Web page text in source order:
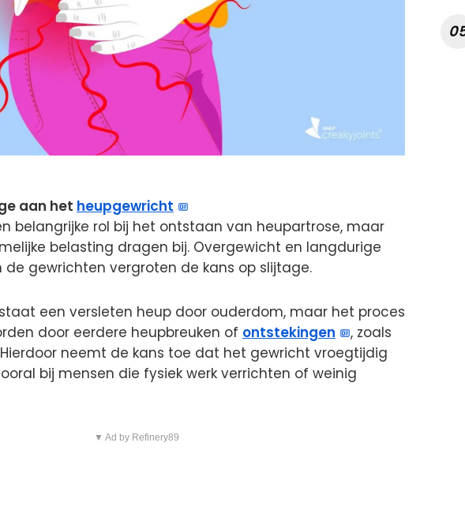
aan het heupgewricht
belangrijke rol bij het ontstaan van heupartrose, maar
belasting dragen bij. Overgewicht en langdurige
de gewrichten vergroten de kans op slijtage.
een versleten heup door ouderdom, maar het proces
door eerdere heupbreuken of ontstekingen
, zoals
neemt de kans toe dat het gewricht vroegtijdig
bij mensen die fysiek werk verrichten of weinig
▼ Ad by Refinery89